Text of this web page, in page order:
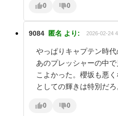
0 0
9084 匿名 より: 2026-02-24
やっぱりキャプテン時
あのプレッシャーの中
こよかった。櫻坂も悪
としての輝きは特別だろ
0 0